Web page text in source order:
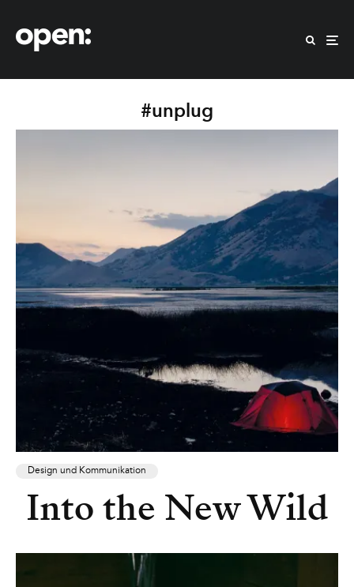
#unplug
Design und Kommunikation
Into the New Wild